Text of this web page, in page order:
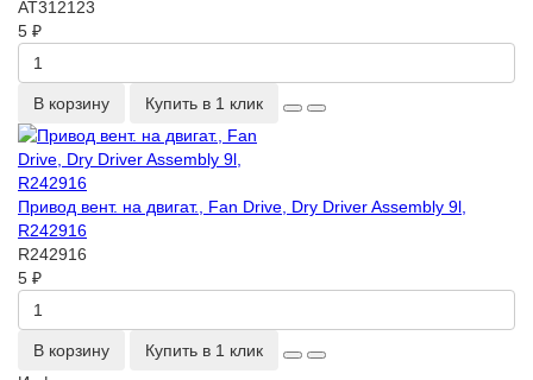
AT312123
5 ₽
В корзину Купить в 1 клик
Привод вент. на двигат., Fan Drive, Dry Driver Assembly 9l,
R242916
R242916
5 ₽
В корзину
Купить в 1 клик